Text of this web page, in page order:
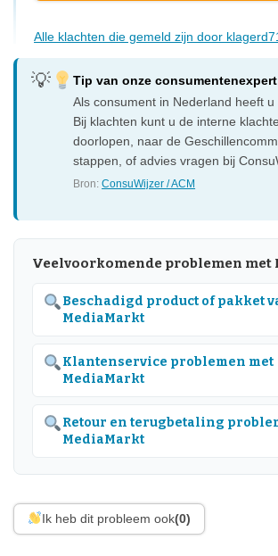
Alle klachten die gemeld zijn door
Tip van onze consumentenexpert
Als consument in Nederland heeft u
Bij klachten kunt u de interne
doorlopen, naar de
stappen, of advies vragen bij
Bron:ConsuWijzer / ACM
Veelvoorkomende problemen met
Beschadigd product of pakket
MediaMarkt
Klantenservice problemen met
MediaMarkt
Retour en terugbetaling
MediaMarkt
Ik heb dit probleem ook(0)